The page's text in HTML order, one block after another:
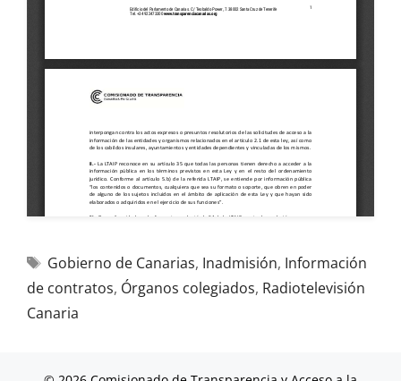
Gobierno de Canarias, Inadmisión, Información
de contratos, Órganos colegiados, Radiotelevisión
Canaria